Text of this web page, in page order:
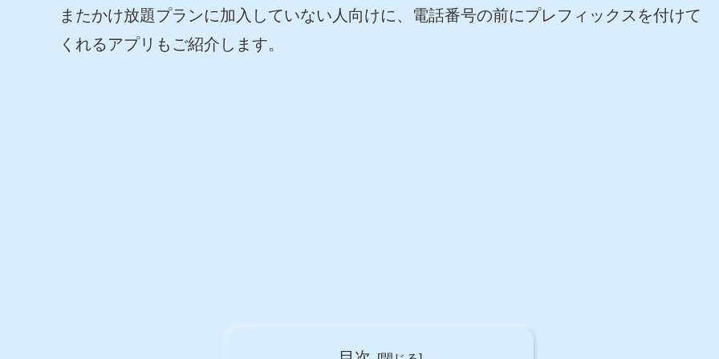
またかけ放題プランに加入していない人向けに、電話番号の前にプレフィックスを付けて
くれるアプリもご紹介します。